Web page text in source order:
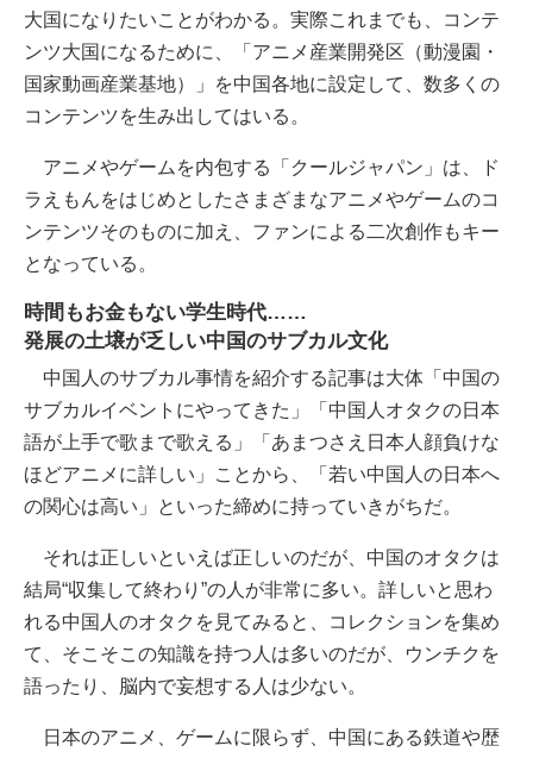
大国になりたいことがわかる。実際これまでも、コンテ
ンツ大国になるために、「アニメ産業開発区（動漫園・
国家動画産業基地）」を中国各地に設定して、数多くの
コンテンツを生み出してはいる。
アニメやゲームを内包する「クールジャパン」は、ド
ラえもんをはじめとしたさまざまなアニメやゲームのコ
ンテンツそのものに加え、ファンによる二次創作もキー
となっている。
時間もお金もない学生時代……
発展の土壌が乏しい中国のサブカル文化
中国人のサブカル事情を紹介する記事は大体「中国の
サブカルイベントにやってきた」「中国人オタクの日本
語が上手で歌まで歌える」「あまつさえ日本人顔負けな
ほどアニメに詳しい」ことから、「若い中国人の日本へ
の関心は高い」といった締めに持っていきがちだ。
それは正しいといえば正しいのだが、中国のオタクは
結局“収集して終わり”の人が非常に多い。詳しいと思わ
れる中国人のオタクを見てみると、コレクションを集め
て、そこそこの知識を持つ人は多いのだが、ウンチクを
語ったり、脳内で妄想する人は少ない。
日本のアニメ、ゲームに限らず、中国にある鉄道や歴